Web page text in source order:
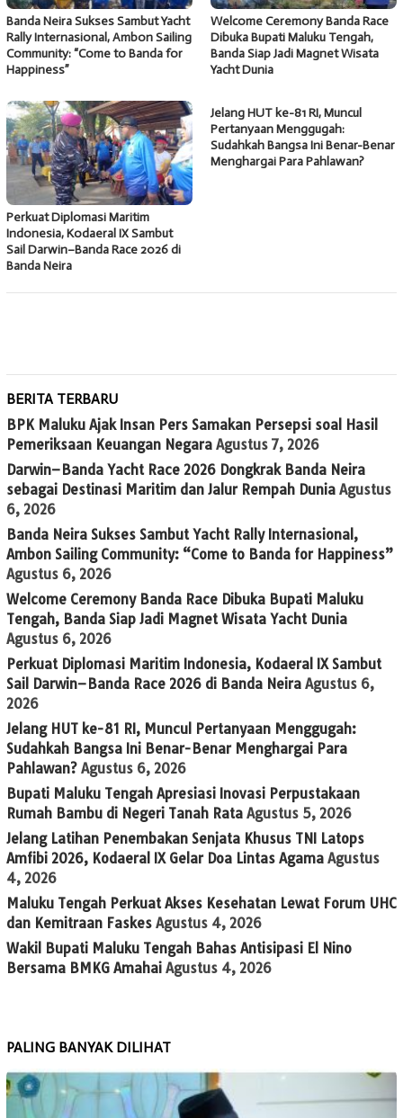
Banda Neira Sukses Sambut Yacht
Rally Internasional, Ambon Sailing
Community: “Come to Banda for
Happiness”
Welcome Ceremony Banda Race
Dibuka Bupati Maluku Tengah,
Banda Siap Jadi Magnet Wisata
Yacht Dunia
Perkuat Diplomasi Maritim
Indonesia, Kodaeral IX Sambut
Sail Darwin–Banda Race 2026 di
Banda Neira
Jelang HUT ke-81 RI, Muncul
Pertanyaan Menggugah:
Sudahkah Bangsa Ini Benar-Benar
Menghargai Para Pahlawan?
BERITA TERBARU
BPK Maluku Ajak Insan Pers Samakan Persepsi soal Hasil
Pemeriksaan Keuangan Negara Agustus 7, 2026
Darwin–Banda Yacht Race 2026 Dongkrak Banda Neira
sebagai Destinasi Maritim dan Jalur Rempah Dunia Agustus
6, 2026
Banda Neira Sukses Sambut Yacht Rally Internasional,
Ambon Sailing Community: “Come to Banda for Happiness”
Agustus 6, 2026
Welcome Ceremony Banda Race Dibuka Bupati Maluku
Tengah, Banda Siap Jadi Magnet Wisata Yacht Dunia
Agustus 6, 2026
Perkuat Diplomasi Maritim Indonesia, Kodaeral IX Sambut
Sail Darwin–Banda Race 2026 di Banda Neira Agustus 6,
2026
Jelang HUT ke-81 RI, Muncul Pertanyaan Menggugah:
Sudahkah Bangsa Ini Benar-Benar Menghargai Para
Pahlawan? Agustus 6, 2026
Bupati Maluku Tengah Apresiasi Inovasi Perpustakaan
Rumah Bambu di Negeri Tanah Rata Agustus 5, 2026
Jelang Latihan Penembakan Senjata Khusus TNI Latops
Amfibi 2026, Kodaeral IX Gelar Doa Lintas Agama Agustus
4, 2026
Maluku Tengah Perkuat Akses Kesehatan Lewat Forum UHC
dan Kemitraan Faskes Agustus 4, 2026
Wakil Bupati Maluku Tengah Bahas Antisipasi El Nino
Bersama BMKG Amahai Agustus 4, 2026
PALING BANYAK DILIHAT